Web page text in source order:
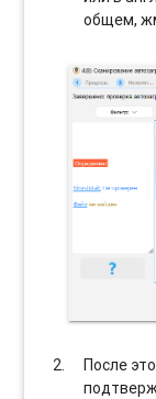
общем,
После